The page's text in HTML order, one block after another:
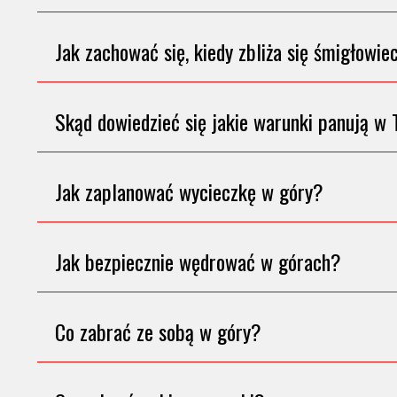
Jak zachować się, kiedy zbliża się
Skąd dowiedzieć się jakie warunki panują w
Jak zaplanować wycieczkę w góry?
Jak bezpiecznie wędrować w górach?
Co zabrać ze sobą w góry?